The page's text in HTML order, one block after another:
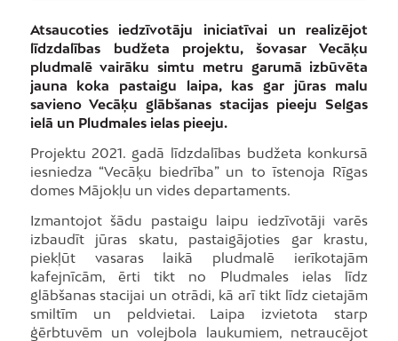
Atsaucoties iedzīvotāju iniciatīvai un realizējot
līdzdalības budžeta projektu, šovasar Vecāķu
pludmalē vairāku simtu metru garumā izbūvēta
jauna koka pastaigu laipa, kas gar jūras malu
savieno Vecāķu glābšanas stacijas pieeju Selgas
ielā un Pludmales ielas pieeju.
Projektu 2021. gadā līdzdalības budžeta konkursā
iesniedza “Vecāķu biedrība” un to īstenoja Rīgas
domes Mājokļu un vides departaments.
Izmantojot šādu pastaigu laipu iedzīvotāji varēs
izbaudīt jūras skatu, pastaigājoties gar krastu,
piekļūt vasaras laikā pludmalē ierīkotajām
kafejnīcām, ērti tikt no Pludmales ielas līdz
glābšanas stacijai un otrādi, kā arī tikt līdz cietajām
smiltīm un peldvietai. Laipa izvietota starp
ģērbtuvēm un volejbola laukumiem, netraucējot